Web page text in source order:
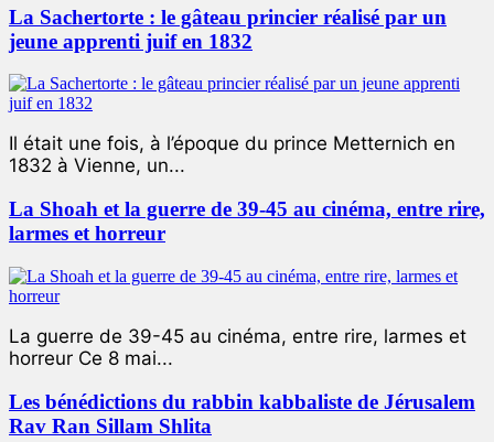
La Sachertorte : le gâteau princier réalisé par un
jeune apprenti juif en 1832
Il était une fois, à l’époque du prince Metternich en
1832 à Vienne, un...
La Shoah et la guerre de 39-45 au cinéma, entre rire,
larmes et horreur
La guerre de 39-45 au cinéma, entre rire, larmes et
horreur Ce 8 mai...
Les bénédictions du rabbin kabbaliste de Jérusalem
Rav Ran Sillam Shlita